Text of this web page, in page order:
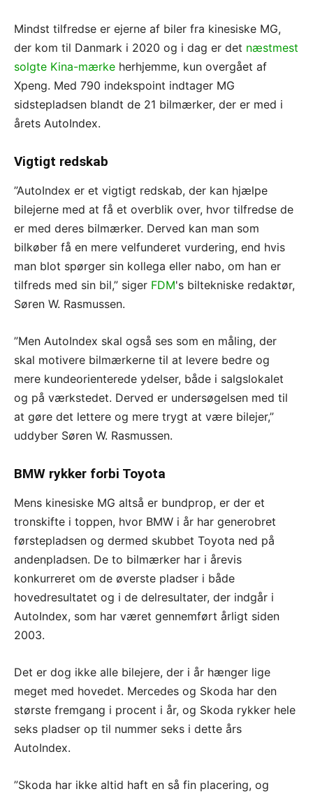
Mindst tilfredse er ejerne af biler fra kinesiske MG,
der kom til Danmark i 2020 og i dag er det næstmest
solgte Kina-mærke herhjemme, kun overgået af
Xpeng. Med 790 indekspoint indtager MG
sidstepladsen blandt de 21 bilmærker, der er med i
årets AutoIndex.
Vigtigt redskab
”AutoIndex er et vigtigt redskab, der kan hjælpe
bilejerne med at få et overblik over, hvor tilfredse de
er med deres bilmærker. Derved kan man som
bilkøber få en mere velfunderet vurdering, end hvis
man blot spørger sin kollega eller nabo, om han er
tilfreds med sin bil,” siger FDM's biltekniske redaktør,
Søren W. Rasmussen.
”Men AutoIndex skal også ses som en måling, der
skal motivere bilmærkerne til at levere bedre og
mere kundeorienterede ydelser, både i salgslokalet
og på værkstedet. Derved er undersøgelsen med til
at gøre det lettere og mere trygt at være bilejer,”
uddyber Søren W. Rasmussen.
BMW rykker forbi Toyota
Mens kinesiske MG altså er bundprop, er der et
tronskifte i toppen, hvor BMW i år har generobret
førstepladsen og dermed skubbet Toyota ned på
andenpladsen. De to bilmærker har i årevis
konkurreret om de øverste pladser i både
hovedresultatet og i de delresultater, der indgår i
AutoIndex, som har været gennemført årligt siden
2003.
Det er dog ikke alle bilejere, der i år hænger lige
meget med hovedet. Mercedes og Skoda har den
største fremgang i procent i år, og Skoda rykker hele
seks pladser op til nummer seks i dette års
AutoIndex.
”Skoda har ikke altid haft en så fin placering, og